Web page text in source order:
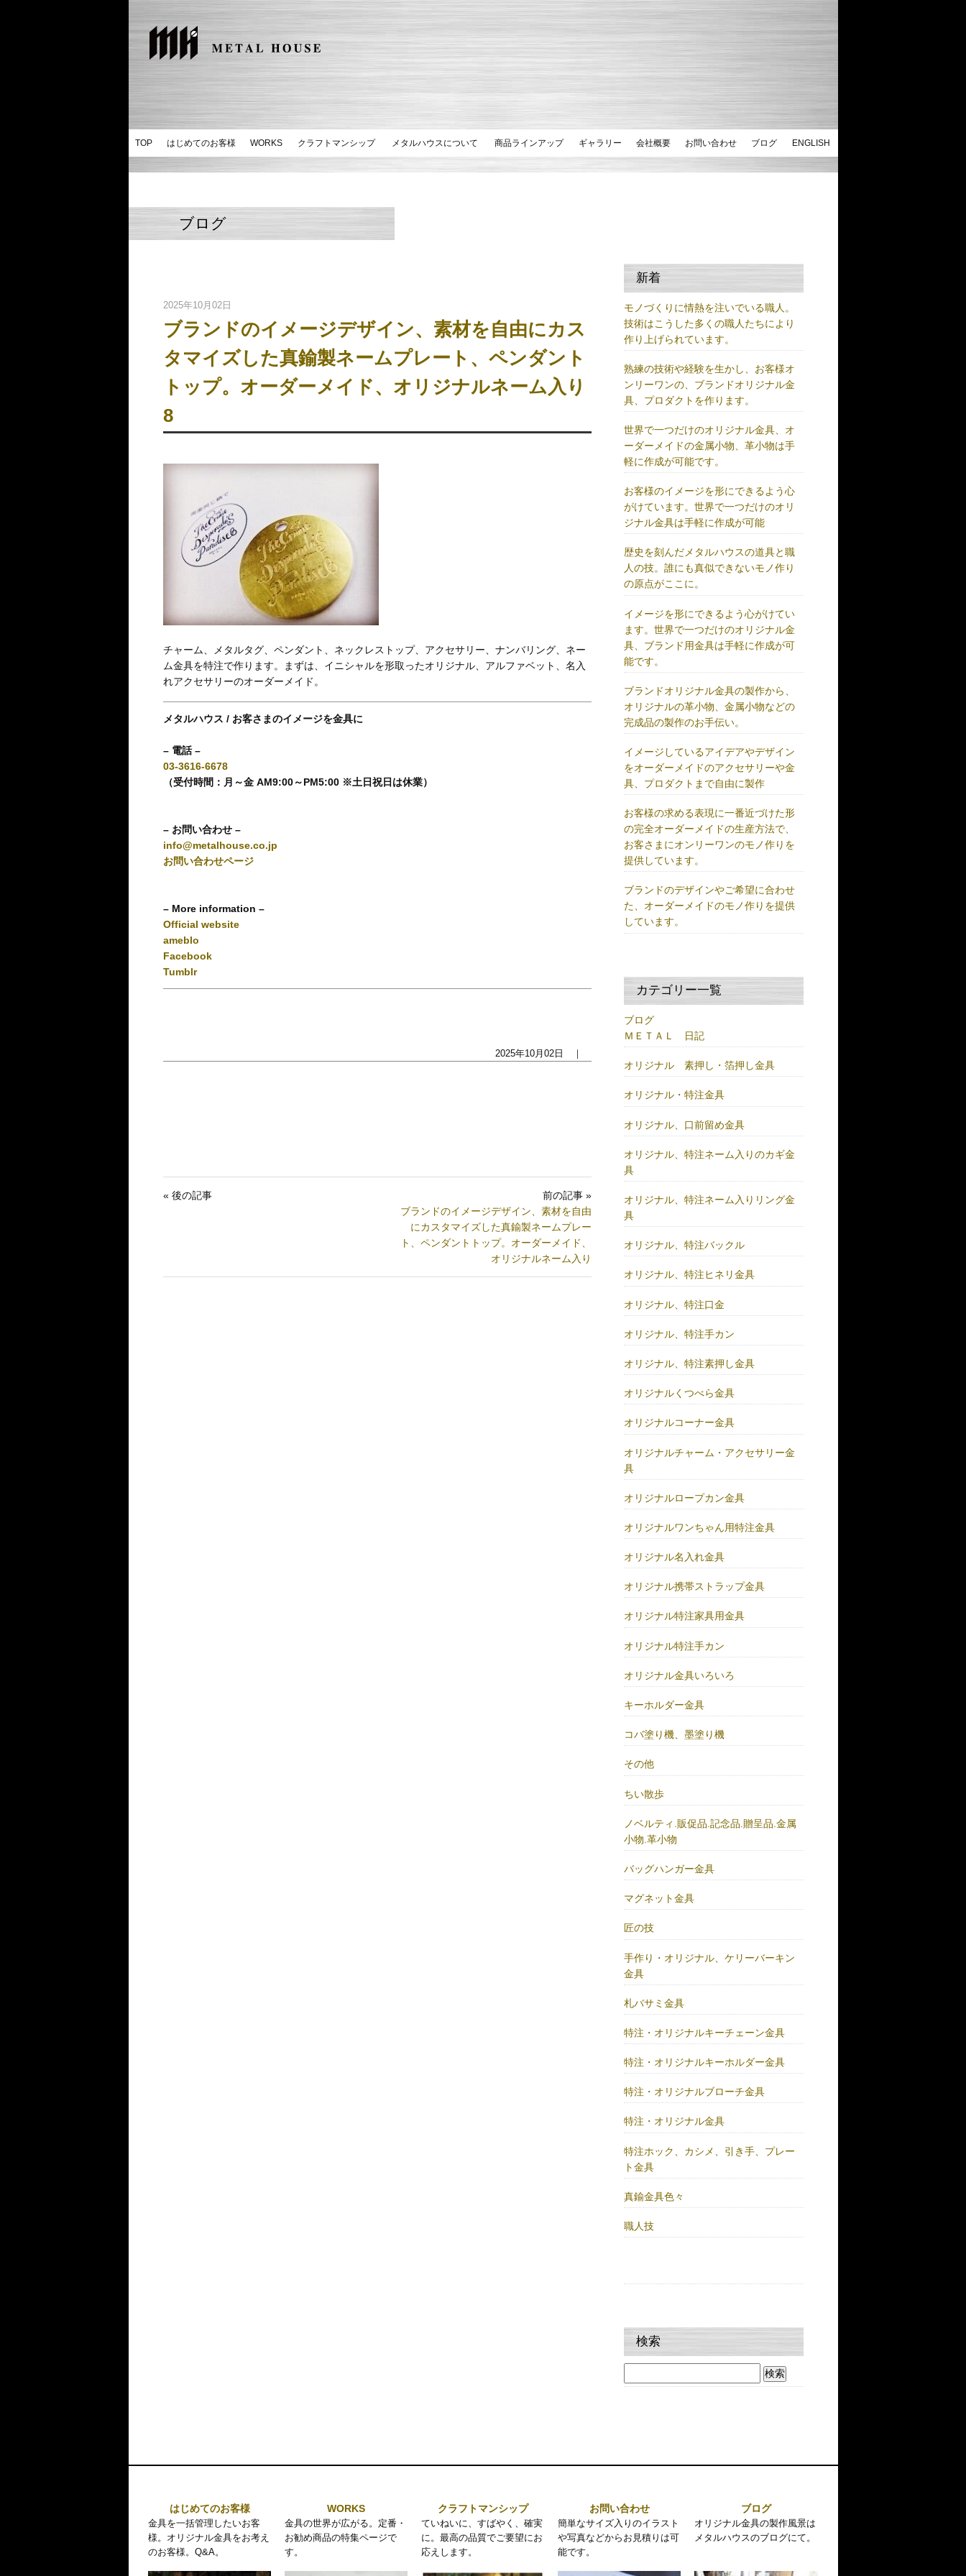
TOP はじめてのお客様 WORKS クラフトマンシップ メタルハウスについて 商品ラインアップ ギャラリー 会社概要 お問い合わせ ブログ ENGLISH
ブログ
2025年10月02日
ブランドのイメージデザイン、素材を自由にカス
タマイズした真鍮製ネームプレート、ペンダント
トップ。オーダーメイド、オリジナルネーム入り
8
チャーム、メタルタグ、ペンダント、ネックレストップ、アクセサリー、ナンバリング、ネー
ム金具を特注で作ります。まずは、イニシャルを形取ったオリジナル、アルファベット、名入
れアクセサリーのオーダーメイド。
メタルハウス / お客さまのイメージを金具に
– 電話 –
03-3616-6678
（受付時間：月～金 AM9:00～PM5:00 ※土日祝日は休業）
– お問い合わせ –
info@metalhouse.co.jp
お問い合わせページ
– More information –
Official website
ameblo
Facebook
Tumblr
2025年10月02日 ｜
« 後の記事
前の記事 »
ブランドのイメージデザイン、素材を自由
にカスタマイズした真鍮製ネームプレー
ト、ペンダントトップ。オーダーメイド、
オリジナルネーム入り
新着
モノづくりに情熱を注いでいる職人。
技術はこうした多くの職人たちにより
作り上げられています。
熟練の技術や経験を生かし、お客様オ
ンリーワンの、ブランドオリジナル金
具、プロダクトを作ります。
世界で一つだけのオリジナル金具、オ
ーダーメイドの金属小物、革小物は手
軽に作成が可能です。
お客様のイメージを形にできるよう心
がけています。世界で一つだけのオリ
ジナル金具は手軽に作成が可能
歴史を刻んだメタルハウスの道具と職
人の技。誰にも真似できないモノ作り
の原点がここに。
イメージを形にできるよう心がけてい
ます。世界で一つだけのオリジナル金
具、ブランド用金具は手軽に作成が可
能です。
ブランドオリジナル金具の製作から、
オリジナルの革小物、金属小物などの
完成品の製作のお手伝い。
イメージしているアイデアやデザイン
をオーダーメイドのアクセサリーや金
具、プロダクトまで自由に製作
お客様の求める表現に一番近づけた形
の完全オーダーメイドの生産方法で、
お客さまにオンリーワンのモノ作りを
提供しています。
ブランドのデザインやご希望に合わせ
た、オーダーメイドのモノ作りを提供
しています。
カテゴリー一覧
ブログ
ＭＥＴＡＬ 日記
オリジナル 素押し・箔押し金具
オリジナル・特注金具
オリジナル、口前留め金具
オリジナル、特注ネーム入りのカギ金
具
オリジナル、特注ネーム入りリング金
具
オリジナル、特注バックル
オリジナル、特注ヒネリ金具
オリジナル、特注口金
オリジナル、特注手カン
オリジナル、特注素押し金具
オリジナルくつべら金具
オリジナルコーナー金具
オリジナルチャーム・アクセサリー金
具
オリジナルロープカン金具
オリジナルワンちゃん用特注金具
オリジナル名入れ金具
オリジナル携帯ストラップ金具
オリジナル特注家具用金具
オリジナル特注手カン
オリジナル金具いろいろ
キーホルダー金具
コバ塗り機、墨塗り機
その他
ちい散歩
ノベルティ.販促品.記念品.贈呈品.金属
小物.革小物
バッグハンガー金具
マグネット金具
匠の技
手作り・オリジナル、ケリーバーキン
金具
札バサミ金具
特注・オリジナルキーチェーン金具
特注・オリジナルキーホルダー金具
特注・オリジナルブローチ金具
特注・オリジナル金具
特注ホック、カシメ、引き手、プレー
ト金具
真鍮金具色々
職人技
検索
索:
はじめてのお客様
金具を一括管理したいお客
様。オリジナル金具をお考え
のお客様。Q&A。
WORKS
金具の世界が広がる。定番・
お勧め商品の特集ページで
す。
クラフトマンシップ
ていねいに、すばやく、確実
に。最高の品質でご要望にお
応えします。
お問い合わせ
簡単なサイズ入りのイラスト
や写真などからお見積りは可
能です。
ブログ
オリジナル金具の製作風景は
メタルハウスのブログにて。